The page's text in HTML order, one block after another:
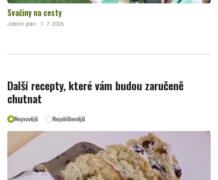
Svačiny na cesty
Jídelní plán · 1. 7. 2026
Další recepty, které vám budou zaručeně
chutnat
Nejnovější Nejoblíbenější